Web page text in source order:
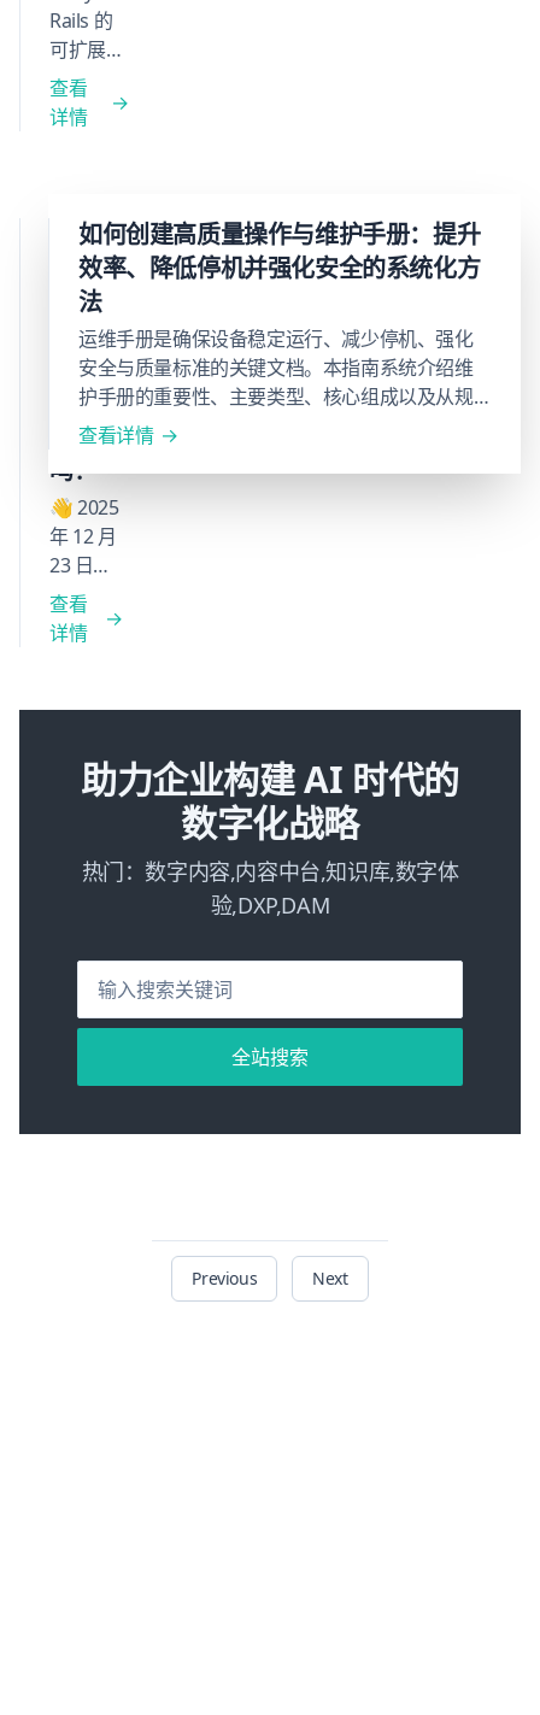
Rails 的
可扩展性
极强，从
PROMPT
能编写出
高效且易
于开发人
员编写、
便于人工
审核的代
码。
查看
详情
Baklib
这样的
SaaS
软件，
未来会
被淘汰
吗？
👋 2025
年 12 月
23 日，
问
Gemini
此记
作备
忘。
查看
详情
如何创建高质量操作与维护手册：提升
效率、降低停机并强化安全的系统化方
法
运维手册是确保设备稳定运行、减少停机、强化
安全与质量标准的关键文档。本指南系统介绍维
护手册的重要性、主要类型、核心组成以及从规
划到持续更新的标准化编写流程。通过完善的运
周期，并实现资产全生命周期管理。文中同时介
绍如何借助 Baklib 数字内容体验云平台高效记
录、管理与共享手册，实现内容的一体化管理。
查看详情
助力企业构建 AI 时代的
数字化战略
热门：数字内容,内容中台,知识库,数字体
验,DXP,DAM
全站搜索
Previous Next